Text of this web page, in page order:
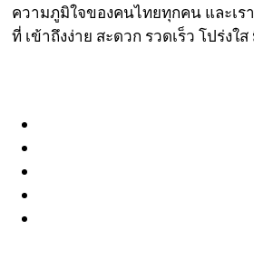
ความภูมิใจของคนไทยทุกคน และเร
ที่ เข้าถึงง่าย สะดวก รวดเร็ว โปร่งใ